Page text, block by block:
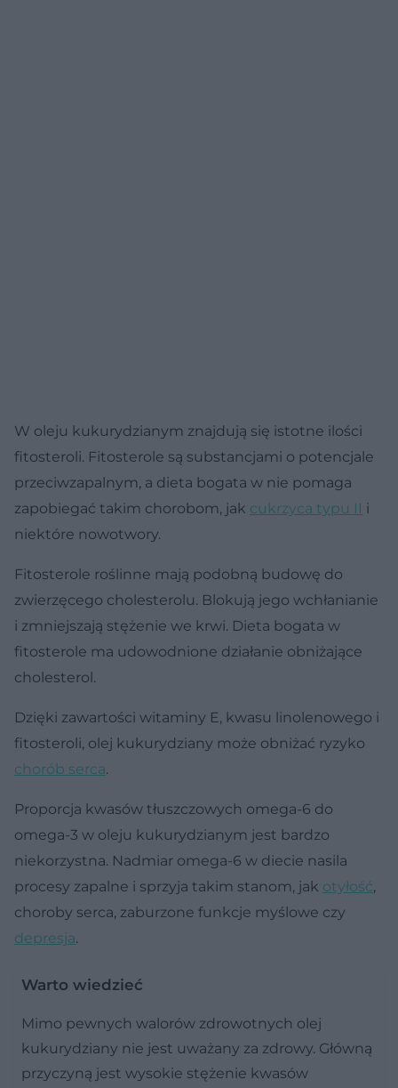
W oleju kukurydzianym znajdują się istotne ilości
fitosteroli. Fitosterole są substancjami o potencjale
przeciwzapalnym, a dieta bogata w nie pomaga
zapobiegać takim chorobom, jak cukrzyca typu II i
niektóre nowotwory.
Fitosterole roślinne mają podobną budowę do
zwierzęcego cholesterolu. Blokują jego wchłanianie
i zmniejszają stężenie we krwi. Dieta bogata w
fitosterole ma udowodnione działanie obniżające
cholesterol.
Dzięki zawartości witaminy E, kwasu linolenowego i
fitosteroli, olej kukurydziany może obniżać ryzyko
chorób serca.
Proporcja kwasów tłuszczowych omega-6 do
omega-3 w oleju kukurydzianym jest bardzo
niekorzystna. Nadmiar omega-6 w diecie nasila
procesy zapalne i sprzyja takim stanom, jak otyłość,
choroby serca, zaburzone funkcje myślowe czy
depresja.
Warto wiedzieć
Mimo pewnych walorów zdrowotnych olej
kukurydziany nie jest uważany za zdrowy. Główną
przyczyną jest wysokie stężenie kwasów